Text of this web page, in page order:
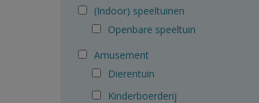
(Indoor) speeltuinen
Openbare speeltuin
Amusement
Dierentuin
Kinderboerderij